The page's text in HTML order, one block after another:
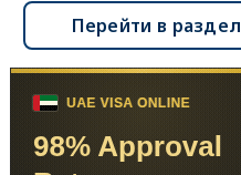
Перейти в раздел